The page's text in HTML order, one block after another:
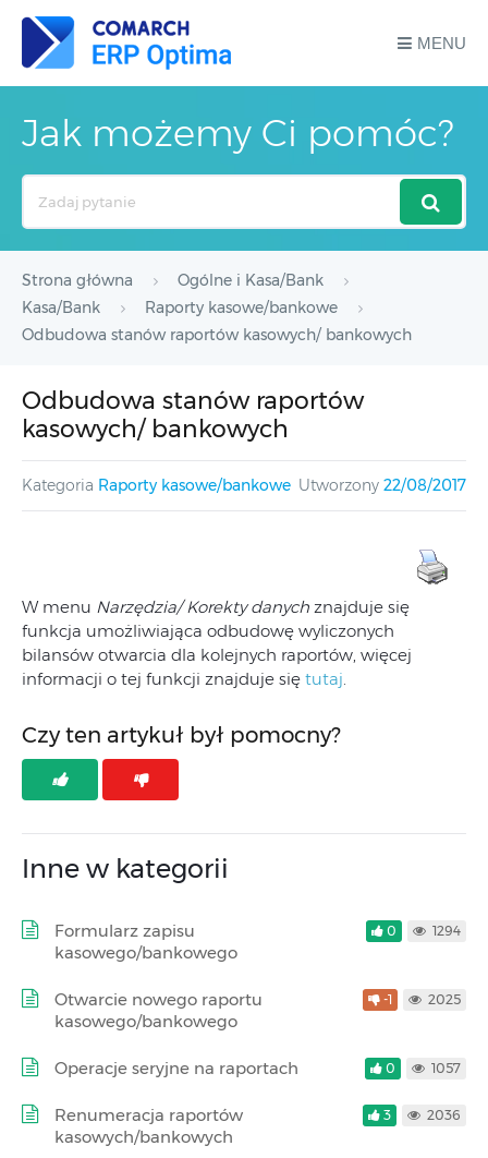
MENU
Jak możemy Ci pomóc?
Strona główna
Ogólne i Kasa/Bank
Kasa/Bank
Raporty kasowe/bankowe
Odbudowa stanów raportów kasowych/ bankowych
Odbudowa stanów raportów
kasowych/ bankowych
Kategoria Raporty kasowe/bankowe Utworzony 22/08/2017
W menu Narzędzia/ Korekty danych znajduje się
funkcja umożliwiająca odbudowę wyliczonych
bilansów otwarcia dla kolejnych raportów, więcej
informacji o tej funkcji znajduje się tutaj.
Czy ten artykuł był pomocny?
Inne w kategorii
Formularz zapisu
kasowego/bankowego
0 1294
Otwarcie nowego raportu
kasowego/bankowego
-1 2025
Operacje seryjne na raportach 0 1057
Renumeracja raportów
kasowych/bankowych
3 2036